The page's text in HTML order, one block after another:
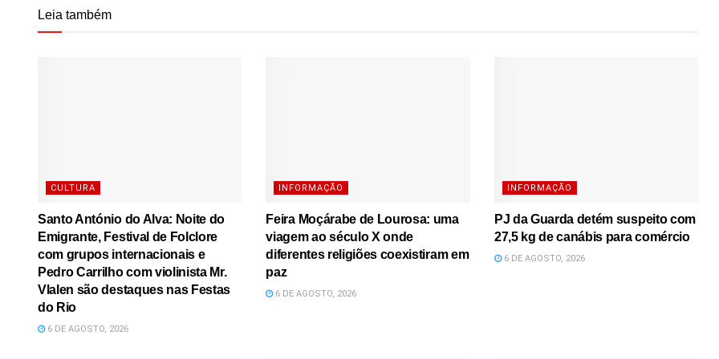
Leia também
CULTURA
Santo António do Alva: Noite do
Emigrante, Festival de Folclore
com grupos internacionais e
Pedro Carrilho com violinista Mr.
Vlalen são destaques nas Festas
do Rio
6 DE AGOSTO, 2026
INFORMAÇÃO
Feira Moçárabe de Lourosa: uma
viagem ao século X onde
diferentes religiões coexistiram em
paz
6 DE AGOSTO, 2026
INFORMAÇÃO
PJ da Guarda detém suspeito com
27,5 kg de canábis para comércio
6 DE AGOSTO, 2026